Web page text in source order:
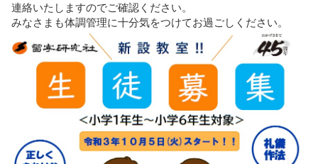
連絡いたしますのでご確認ください。
みなさまも体調管理に十分気をつけてお過ごしください。